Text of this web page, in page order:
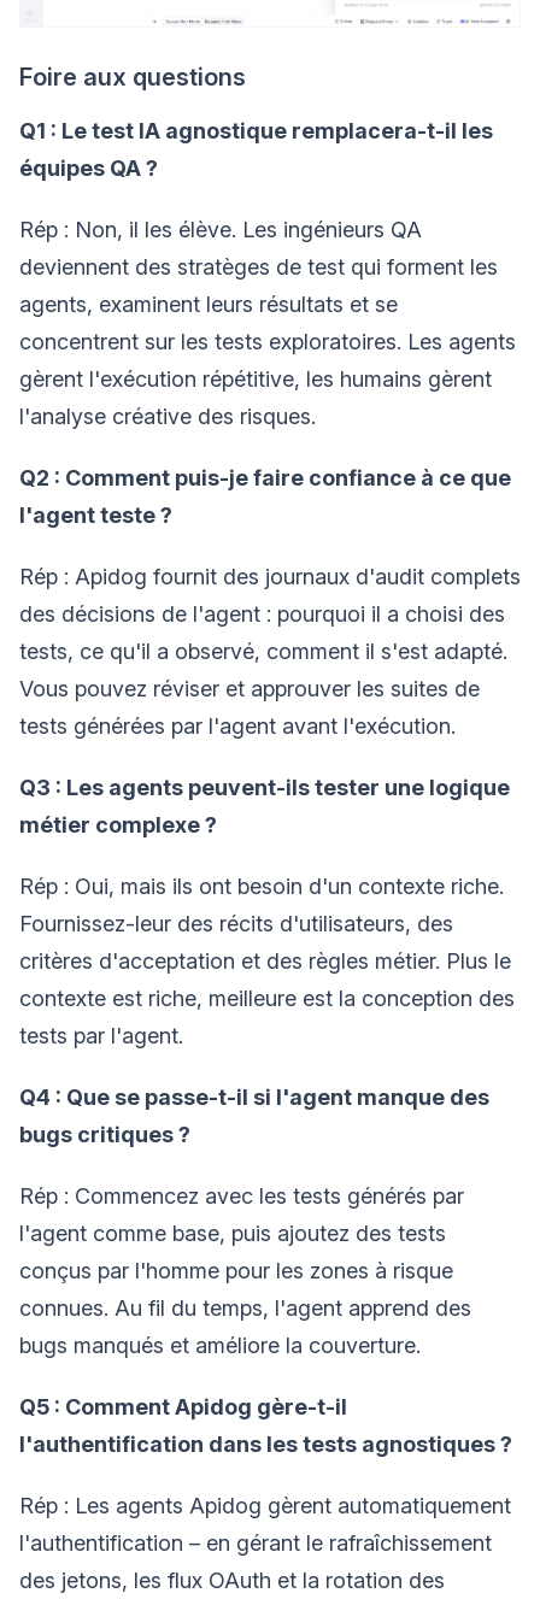
Foire aux questions
Q1 : Le test IA agnostique remplacera-t-il les
équipes QA ?
Rép : Non, il les élève. Les ingénieurs QA
deviennent des stratèges de test qui forment les
agents, examinent leurs résultats et se
concentrent sur les tests exploratoires. Les agents
gèrent l'exécution répétitive, les humains gèrent
l'analyse créative des risques.
Q2 : Comment puis-je faire confiance à ce que
l'agent teste ?
Rép : Apidog fournit des journaux d'audit complets
des décisions de l'agent : pourquoi il a choisi des
tests, ce qu'il a observé, comment il s'est adapté.
Vous pouvez réviser et approuver les suites de
tests générées par l'agent avant l'exécution.
Q3 : Les agents peuvent-ils tester une logique
métier complexe ?
Rép : Oui, mais ils ont besoin d'un contexte riche.
Fournissez-leur des récits d'utilisateurs, des
critères d'acceptation et des règles métier. Plus le
contexte est riche, meilleure est la conception des
tests par l'agent.
Q4 : Que se passe-t-il si l'agent manque des
bugs critiques ?
Rép : Commencez avec les tests générés par
l'agent comme base, puis ajoutez des tests
conçus par l'homme pour les zones à risque
connues. Au fil du temps, l'agent apprend des
bugs manqués et améliore la couverture.
Q5 : Comment Apidog gère-t-il
l'authentification dans les tests agnostiques ?
Rép : Les agents Apidog gèrent automatiquement
l'authentification – en gérant le rafraîchissement
des jetons, les flux OAuth et la rotation des